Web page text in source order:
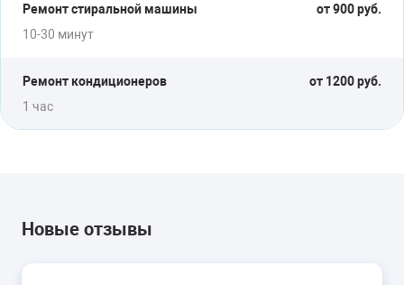
Ремонт стиральной машины
от 900 руб.
10-30 минут
Ремонт кондиционеров
от 1200 руб.
1 час
Новые отзывы